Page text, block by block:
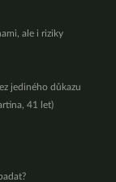
ale i riziky
jediného důkazu
41 let)